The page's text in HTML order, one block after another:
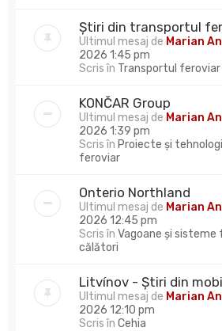
Știri din transportul
Ultimul mesaj de Marian
2026 1:45 pm
Scris în Transportul feroviar
KONČAR Group
Ultimul mesaj de Marian
2026 1:39 pm
Scris în Proiecte și
feroviar
Onterio Northland
Ultimul mesaj de Marian
2026 12:45 pm
Scris în Vagoane și
călători
Litvínov - Știri din
Ultimul mesaj de Marian
2026 12:10 pm
Scris în Cehia